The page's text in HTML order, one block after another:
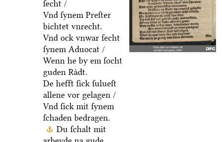
ſecht /
Vnd ſynem Preſter
bichtet vnrecht.
Vnd ock vnwar ſecht
ſynem Aduocat /
Wenn he by em ſocht
guden Raͤdt.
De hefft ſick ſulueſt
allene vor gelagen /
Vnd ſick mit ſynem
ſchaden bedragen.
Du ſchalt mit